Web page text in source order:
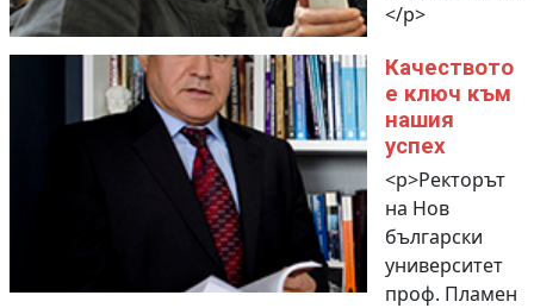
</p>
Качеството
е ключ към
нашия
успех
<p>Ректорът
на Нов
български
университет
проф. Пламен